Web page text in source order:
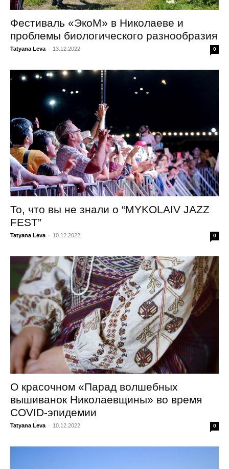
Фестиваль «ЭкоМ» в Николаеве и
проблемы биологического разнообразия
Tatyana Leva - 13.12.2022 0
То, что вы не знали о “MYKOLAIV JAZZ
FEST”
Tatyana Leva - 10.12.2022 0
О красочном «Парад волшебных
вышиванок Николаевщины» во время
COVID-эпидемии
Tatyana Leva - 10.12.2022 0